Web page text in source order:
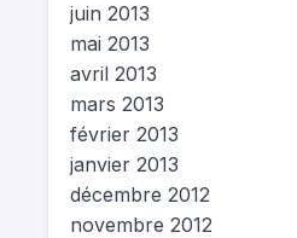
juin 2013
mai 2013
avril 2013
mars 2013
février 2013
janvier 2013
décembre 2012
novembre 2012